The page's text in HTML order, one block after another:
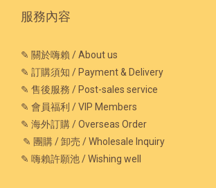
服務內容
✎ 關於嗨賴 / About us
✎ 訂購須知 / Payment & Delivery
✎ 售後服務 / Post-sales service
✎ 會員福利 / VIP Members
✎ 海外訂購 / Overseas Order
✎ 團購 / 卸売 / Wholesale Inquiry
✎ 嗨賴許願池 / Wishing well